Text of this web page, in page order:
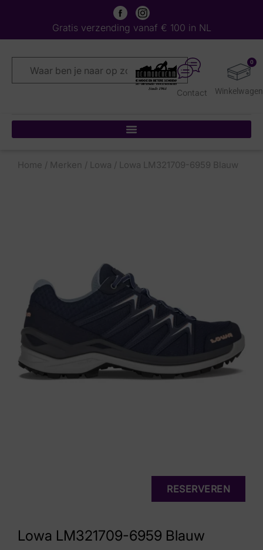
Gratis verzending vanaf € 100 in NL
0
Contact
Home / Merken / Lowa / Lowa LM321709-6959 Blauw
Lowa LM321709-6959 Blauw
RESERVEREN